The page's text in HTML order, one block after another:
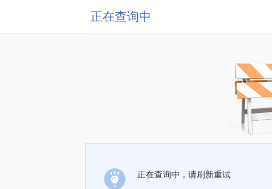
正在查询中
正在查询中，请刷新重试